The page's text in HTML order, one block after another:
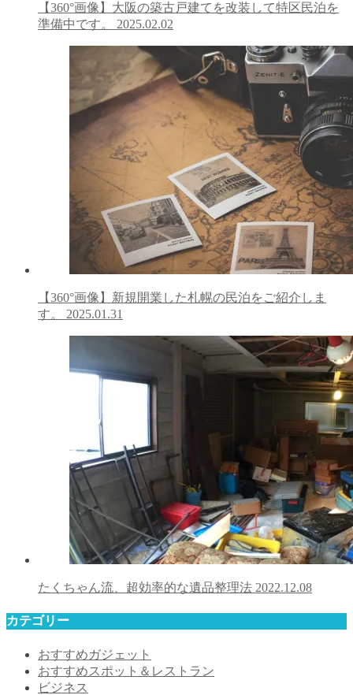
【360°画像】大阪の築古戸建てを改装して特区民泊を
準備中です。 2025.02.02
【360°画像】新規開業した札幌の民泊をご紹介しま
す。 2025.01.31
たくちゃん流、超効率的な遺品整理法 2022.12.08
カテゴリー
おすすめガジェット
おすすめスポット＆レストラン
ビジネス